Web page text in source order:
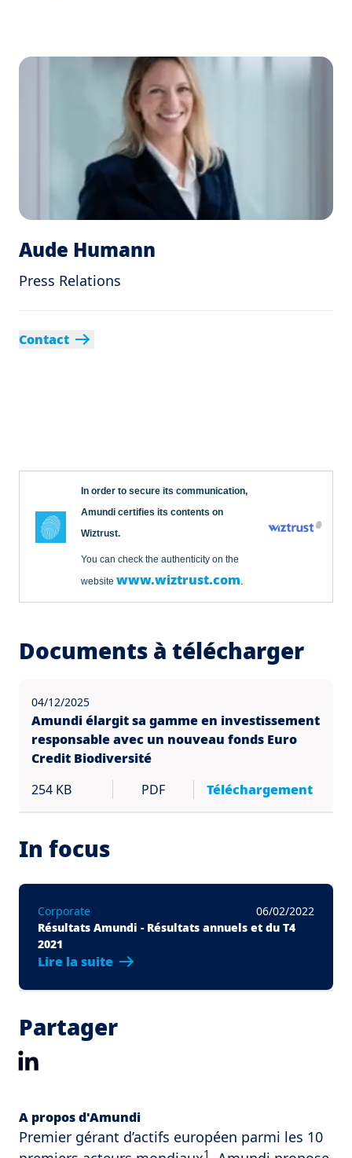
Aude Humann
Press Relations
Contact
In order to secure its communication,
Amundi certifies its contents on
Wiztrust.
You can check the authenticity on the
website www.wiztrust.com.
Documents à télécharger
04/12/2025
Amundi élargit sa gamme en investissement
responsable avec un nouveau fonds Euro
Credit Biodiversité
254 KB
PDF Téléchargement
In focus
Corporate
06/02/2022
Résultats Amundi - Résultats annuels et du T4
2021
Lire la suite
Partager
A propos d'Amundi
Premier gérant d’actifs européen parmi les 10
1